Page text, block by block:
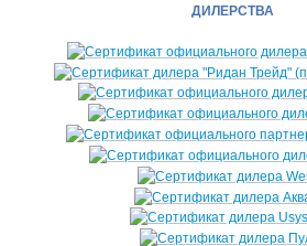
ДИЛЕРСТВА